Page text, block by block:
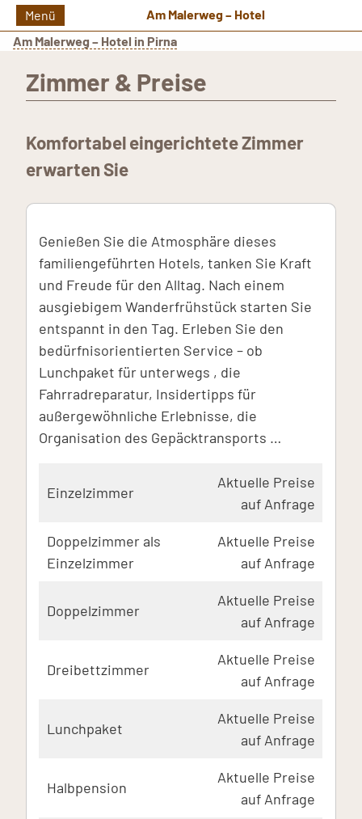
Menü
Am Malerweg – Hotel
Am Malerweg – Hotel in Pirna
Zimmer & Preise
Komfortabel eingerichtete Zimmer
erwarten Sie
Genießen Sie die Atmosphäre dieses
familiengeführten Hotels, tanken Sie Kraft
und Freude für den Alltag. Nach einem
ausgiebigem Wanderfrühstück starten Sie
entspannt in den Tag. Erleben Sie den
bedürfnisorientierten Service – ob
Lunchpaket für unterwegs , die
Fahrradreparatur, Insidertipps für
außergewöhnliche Erlebnisse, die
Organisation des Gepäcktransports …
Einzelzimmer
Aktuelle Preise
auf Anfrage
Doppelzimmer als
Einzelzimmer
Aktuelle Preise
auf Anfrage
Doppelzimmer
Aktuelle Preise
auf Anfrage
Dreibettzimmer
Aktuelle Preise
auf Anfrage
Lunchpaket
Aktuelle Preise
auf Anfrage
Halbpension
Aktuelle Preise
auf Anfrage